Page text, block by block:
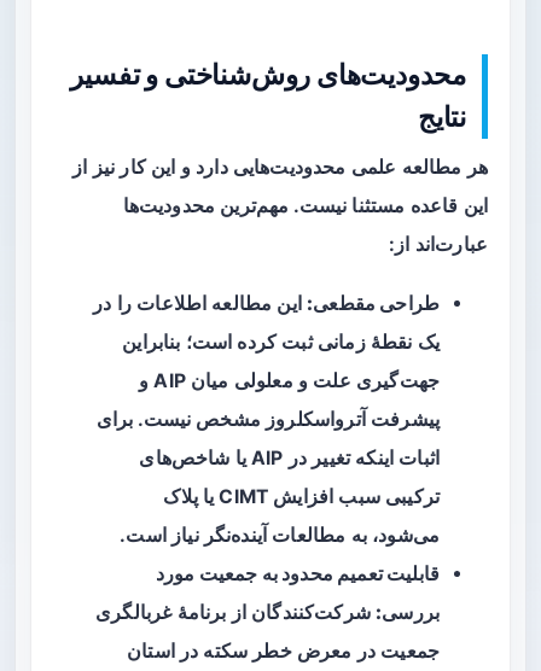
محدودیت‌های روش‌شناختی و تفسیر
نتایج
هر مطالعه علمی محدودیت‌هایی دارد و این کار نیز از
این قاعده مستثنا نیست. مهم‌ترین محدودیت‌ها
عبارت‌اند از:
طراحی مقطعی: این مطالعه اطلاعات را در
یک نقطهٔ زمانی ثبت کرده است؛ بنابراین
جهت‌گیری علت و معلولی میان AIP و
پیشرفت آترواسکلروز مشخص نیست. برای
اثبات اینکه تغییر در AIP یا شاخص‌های
ترکیبی سبب افزایش CIMT یا پلاک
می‌شود، به مطالعات آینده‌نگر نیاز است.
قابلیت تعمیم محدود به جمعیت مورد
بررسی: شرکت‌کنندگان از برنامهٔ غربالگری
جمعیت در معرض خطر سکته در استان